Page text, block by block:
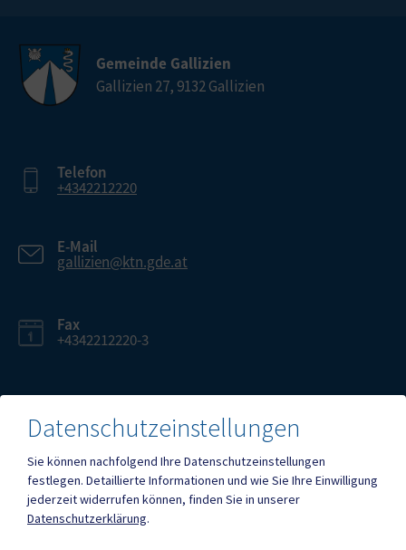
Gemeinde Gallizien
Gallizien 27, 9132 Gallizien
Telefon
+4342212220
E-Mail
gallizien@ktn.gde.at
Fax
+4342212220-3
Quicklinks
Datenschutzeinstellungen
Sie können nachfolgend Ihre Datenschutzeinstellungen
festlegen. Detaillierte Informationen und wie Sie Ihre Einwilligung
jederzeit widerrufen können, finden Sie in unserer
Datenschutzerklärung.